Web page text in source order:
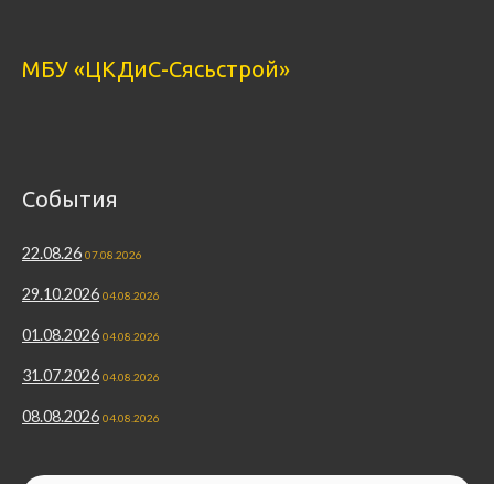
МБУ «ЦКДиС-Сясьстрой»
События
22.08.26 07.08.2026
29.10.2026 04.08.2026
01.08.2026 04.08.2026
31.07.2026 04.08.2026
08.08.2026 04.08.2026